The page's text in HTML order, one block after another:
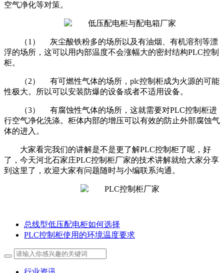
空气净化等对策。
（1） 灰尘酸铁粉多的场所以及有油烟、有机溶剂等漂
浮的场所，这可以用内部温度不会涨幅大的密封结构PLC控制
柜。
（2） 有可燃性气体的场所，plc控制柜成为火源的可能
性极大。所以可以安装防爆的设备或者不适用设备。
（3） 有腐蚀性气体的场所，这就需要对PLC控制柜进
行空气净化洗涤。柜体内部的增压可以有效的防止外部腐蚀气
体的进入。
大家看完我们的讲解是不是更了解PLC控制柜了呢，好
了，今天河北石家庄PLC控制柜厂家的技术讲解就给大家分享
到这里了，欢迎大家有问题随时与小编联系沟通。
总线型低压配电柜如何选择
PLC控制柜使用的环境温度要求